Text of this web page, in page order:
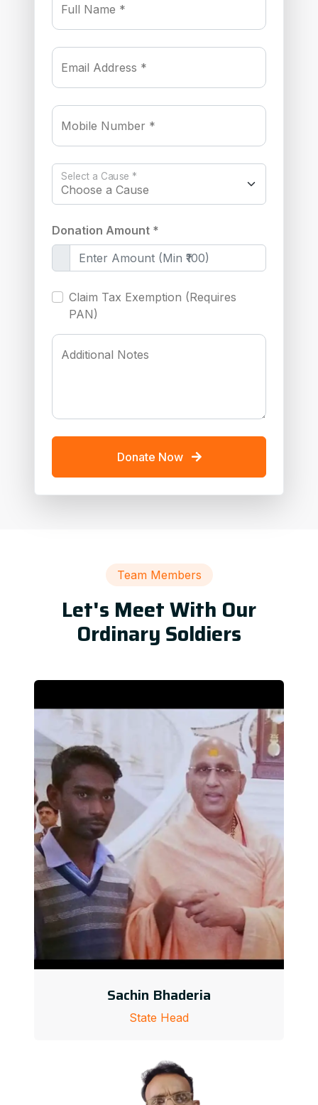
Full Name *
Email Address *
Mobile Number *
Select a Cause *
Donation Amount *
Claim Tax Exemption (Requires
PAN)
Additional Notes
Donate Now
Team Members
Let's Meet With Our
Ordinary Soldiers
Sachin Bhaderia
State Head